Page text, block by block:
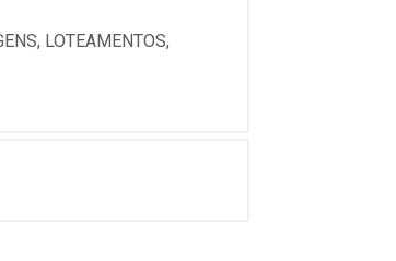
LOTEAMENTOS,